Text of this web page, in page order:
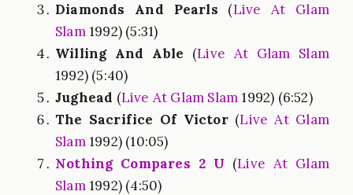
Diamonds And Pearls (Live At Glam
Slam1992) (5:31)
Willing And Able (Live At Glam Slam
1992) (5:40)
Jughead (Live At Glam Slam1992) (6:52)
The Sacrifice Of Victor(Live At Glam
Slam1992) (10:05)
Nothing Compares 2 U (Live At Glam
Slam1992) (4:50)